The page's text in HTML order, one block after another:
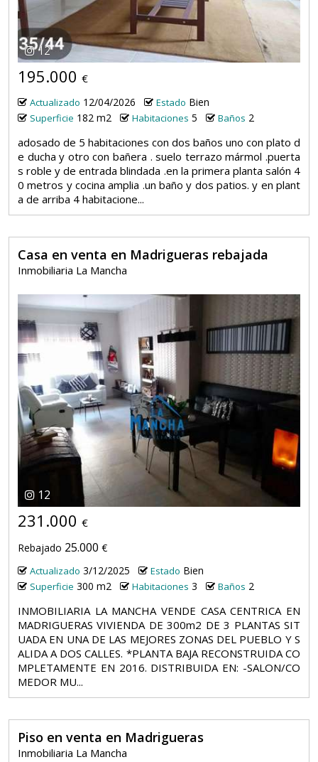
12
195.000 €
Actualizado 12/04/2026 Estado Bien
Superficie 182 m2 Habitaciones 5 Baños 2
adosado de 5 habitaciones con dos baños uno con plato d
e ducha y otro con bañera . suelo terrazo mármol .puerta
s roble y de entrada blindada .en la primera planta salón 4
0 metros y cocina amplia .un baño y dos patios. y en plant
a de arriba 4 habitacione...
Casa en venta en Madrigueras rebajada
Inmobiliaria La Mancha
12
231.000 €
Rebajado 25.000 €
Actualizado 3/12/2025 Estado Bien
Superficie 300 m2 Habitaciones 3 Baños 2
INMOBILIARIA LA MANCHA VENDE CASA CENTRICA EN
MADRIGUERAS VIVIENDA DE 300m2 DE 3 PLANTAS SIT
UADA EN UNA DE LAS MEJORES ZONAS DEL PUEBLO Y S
ALIDA A DOS CALLES. *PLANTA BAJA RECONSTRUIDA CO
MPLETAMENTE EN 2016. DISTRIBUIDA EN: -SALON/CO
MEDOR MU...
Piso en venta en Madrigueras
Inmobiliaria La Mancha